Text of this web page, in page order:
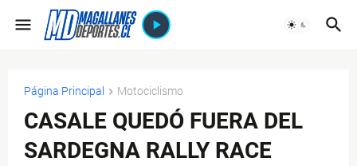
Página Principal Motociclismo
CASALE QUEDÓ FUERA DEL
SARDEGNA RALLY RACE